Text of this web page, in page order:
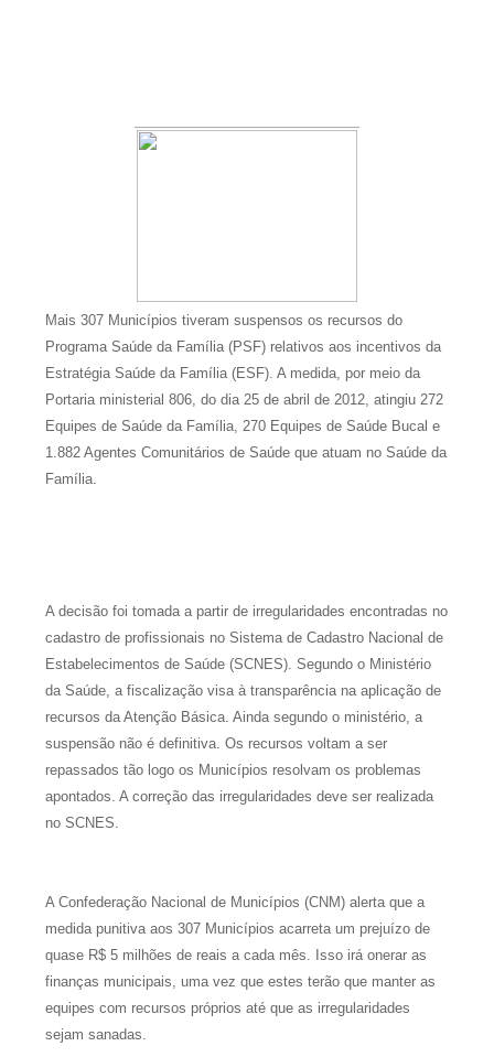
Pênaltis é realizado com sucesso nesta
São Vicente do Seridó - PB - Palmeiras de
Seridó é o grande campeão da Série B 2026
São Vicente do Seridó-PB - Gestão realiza a
entrega de kits de EPIs para os servidores da
Secretaria de Infraestrutura
Jovem atleta de Soledade é selecionado
Mais 307 Municípios tiveram suspensos os recursos do
Programa Saúde da Família (PSF) relativos aos incentivos da
Estratégia Saúde da Família (ESF). A medida, por meio da
Portaria ministerial 806, do dia 25 de abril de 2012, atingiu 272
Equipes de Saúde da Família, 270 Equipes de Saúde Bucal e
1.882 Agentes Comunitários de Saúde que atuam no Saúde da
Família.
A decisão foi tomada a partir de irregularidades encontradas no
cadastro de profissionais no Sistema de Cadastro Nacional de
Estabelecimentos de Saúde (SCNES). Segundo o Ministério
da Saúde, a fiscalização visa à transparência na aplicação de
recursos da Atenção Básica. Ainda segundo o ministério, a
suspensão não é definitiva. Os recursos voltam a ser
repassados tão logo os Municípios resolvam os problemas
apontados. A correção das irregularidades deve ser realizada
no SCNES.
A Confederação Nacional de Municípios (CNM) alerta que a
medida punitiva aos 307 Municípios acarreta um prejuízo de
quase R$ 5 milhões de reais a cada mês. Isso irá onerar as
finanças municipais, uma vez que estes terão que manter as
equipes com recursos próprios até que as irregularidades
sejam sanadas.